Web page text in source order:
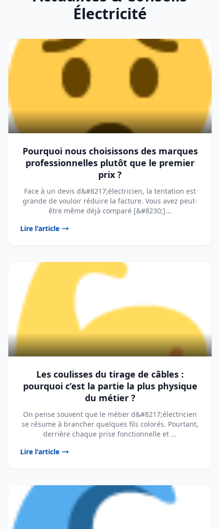
Électricité
Pourquoi nous choisissons des marques
professionnelles plutôt que le premier
prix ?
Face à un devis d&#8217;électricien, la tentation est
grande de vouloir réduire la facture. Vous avez peut-
être même déjà comparé [&#8230;]...
Lire l'article
Les coulisses du tirage de câbles :
pourquoi c’est la partie la plus physique
du métier ?
On pense souvent que le métier d&#8217;électricien
se résume à brancher quelques fils colorés. Pourtant,
derrière chaque prise fonctionnelle et ...
Lire l'article